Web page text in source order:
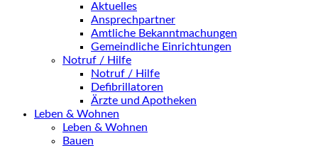
Aktuelles
Ansprechpartner
Amtliche Bekanntmachungen
Gemeindliche Einrichtungen
Notruf / Hilfe
Notruf / Hilfe
Defibrillatoren
Ärzte und Apotheken
Leben & Wohnen
Leben & Wohnen
Bauen